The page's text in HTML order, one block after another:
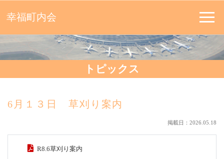
幸福町内会
トピックス
6月１３日 草刈り案内
掲載日：2026.05.18
R8.6草刈り案内